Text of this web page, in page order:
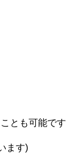
とも可能です
ます)